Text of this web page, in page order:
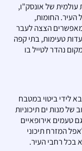
של אונסק"ו,
העיר. החומות,
הצצה לעבר
טעימות, בתי קפה
נהדר לטייל בו
לידי ביטוי במטבח
של מנות ים תיכוניות
טעמים אירופאיים
המזרח תיכוני
בכל רחבי העיר.